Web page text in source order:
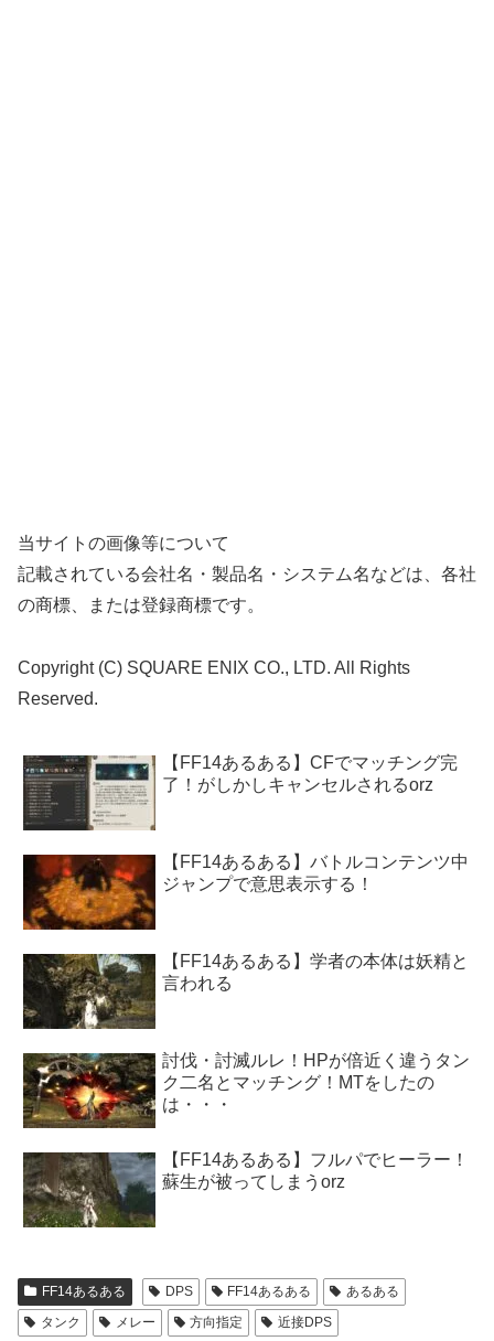
当サイトの画像等について
記載されている会社名・製品名・システム名などは、各社
の商標、または登録商標です。
Copyright (C) SQUARE ENIX CO., LTD. All Rights
Reserved.
【FF14あるある】CFでマッチング完
了！がしかしキャンセルされるorz
【FF14あるある】バトルコンテンツ中
ジャンプで意思表示する！
【FF14あるある】学者の本体は妖精と
言われる
討伐・討滅ルレ！HPが倍近く違うタン
ク二名とマッチング！MTをしたの
は・・・
【FF14あるある】フルパでヒーラー！
蘇生が被ってしまうorz
FF14あるある DPS FF14あるある
あるある
タンク
メレー 方向指定 近接DPS